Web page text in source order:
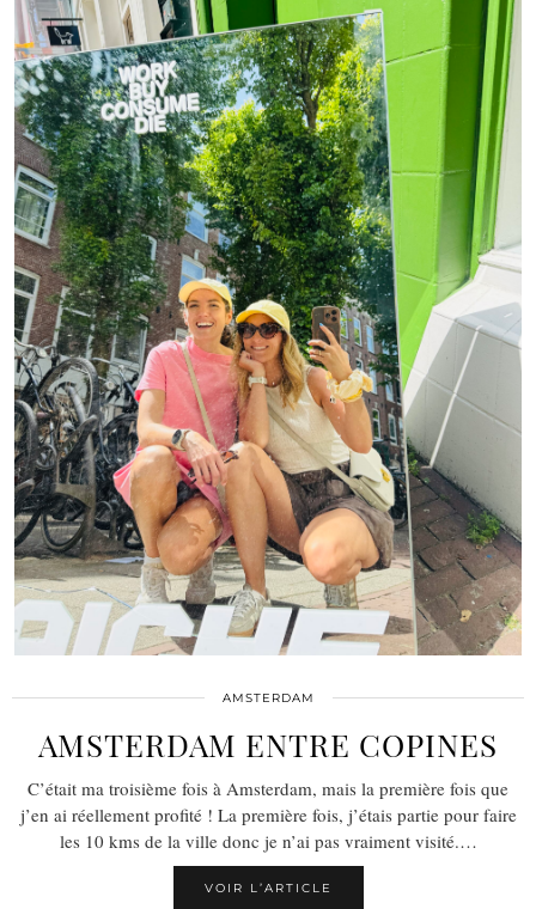
AMSTERDAM
AMSTERDAM ENTRE COPINES
C’était ma troisième fois à Amsterdam, mais la première fois que
j’en ai réellement profité ! La première fois, j’étais partie pour faire
les 10 kms de la ville donc je n’ai pas vraiment visité.…
VOIR L’ARTICLE